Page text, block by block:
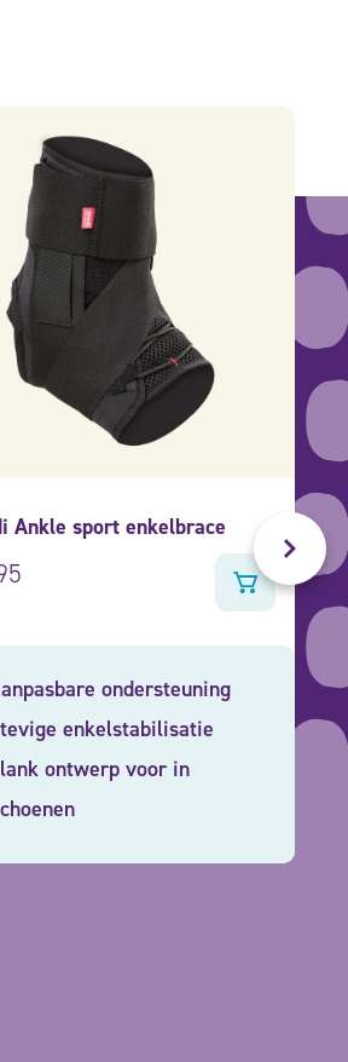
Ankle sport enkelbrace
ondersteuning
enkelstabilisatie
ontwerp voor in